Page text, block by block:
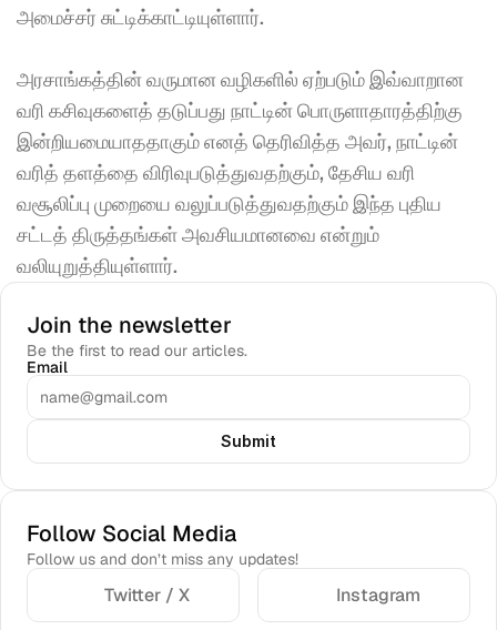
அமைச்சர் சுட்டிக்காட்டியுள்ளார்.
அரசாங்கத்தின் வருமான வழிகளில் ஏற்படும் இவ்வாறான
வரி கசிவுகளைத் தடுப்பது நாட்டின் பொருளாதாரத்திற்கு
இன்றியமையாததாகும் எனத் தெரிவித்த அவர், நாட்டின்
வரித் தளத்தை விரிவுபடுத்துவதற்கும், தேசிய வரி
வசூலிப்பு முறையை வலுப்படுத்துவதற்கும் இந்த புதிய
சட்டத் திருத்தங்கள் அவசியமானவை என்றும்
வலியுறுத்தியுள்ளார்.
Join the newsletter
Be the first to read our articles.
Email
Submit
Follow Social Media
Follow us and don’t miss any updates!
Twitter / X Instagram